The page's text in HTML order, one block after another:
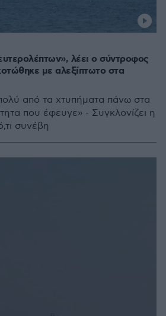
λέει ο σύντροφος
με αλεξίπτωτο στα
από τα χτυπήματα πάνω στα
που έφευγε» - Συγκλονίζει η
συνέβη